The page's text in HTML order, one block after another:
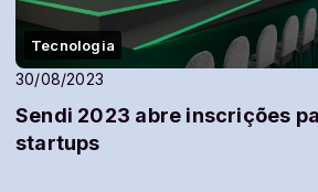
Tecnologia
30/08/2023
Sendi 2023 abre inscrições
startups